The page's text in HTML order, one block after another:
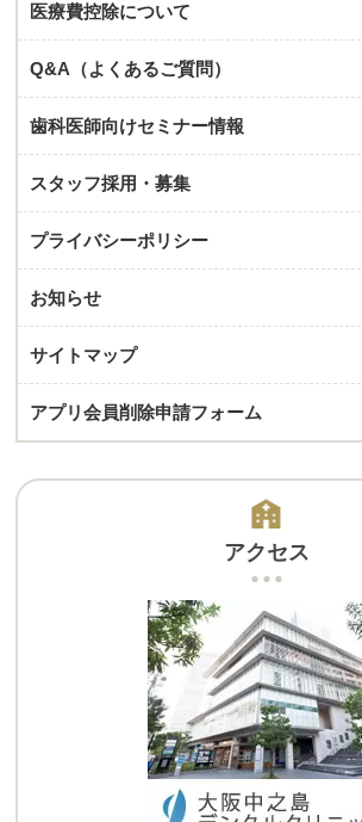
医療費控除について
Q&A（よくあるご質問）
歯科医師向けセミナー情報
スタッフ採用・募集
プライバシーポリシー
お知らせ
サイトマップ
アプリ会員削除申請フォーム
アクセス